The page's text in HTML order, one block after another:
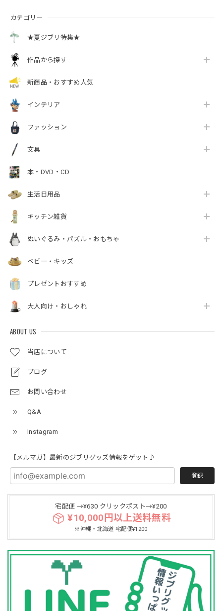
カテゴリー
★夏ジブリ特集★
作品から探す
新商品・おすすめ人気
インテリア
ファッション
文具
本・DVD・CD
生活日用品
キッチン雑貨
ぬいぐるみ・パズル・おもちゃ
ベビー・キッズ
プレゼントおすすめ
大人向け・おしゃれ
ABOUT US
当店について
ブログ
お問い合わせ
Q&A
Instagram
【メルマガ】最新のジブリグッズ情報をゲット♪
登録
宅配便 →¥630 クリックポスト→¥200
¥10,000円以上送料無料
※沖縄・北海道 宅配便¥1200